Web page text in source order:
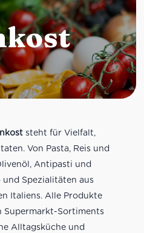
steht für Vielfalt,
Von Pasta, Reis und
Antipasti und
und Spezialitäten aus
Italiens. Alle Produkte
Supermarkt-Sortiments
Alltagsküche und